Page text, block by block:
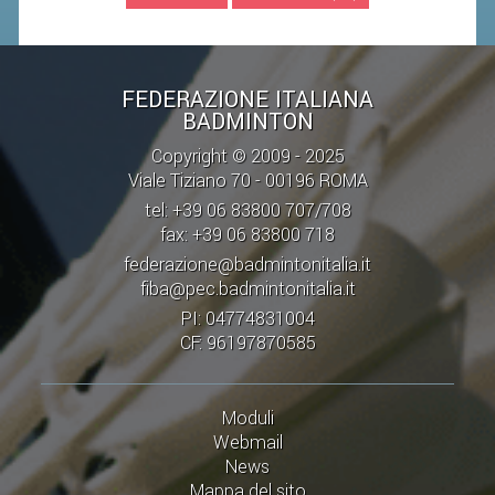
FEDERAZIONE ITALIANA
BADMINTON
Copyright © 2009 - 2025
Viale Tiziano 70 - 00196 ROMA
tel: +39 06 83800 707/708
fax: +39 06 83800 718
federazione@badmintonitalia.it
fiba@pec.badmintonitalia.it
PI: 04774831004
CF: 96197870585
Moduli
Webmail
News
STAFF TECNICO
CTF – PALABADMINTON
ATLETI D'INTERESSE NAZIONALE
SCHEDE ATLETI
VOLA CON NOI
CENTRI TECNICI TERRITORIALI
COMMISSIONE ATLETI
TESSERAMENTO
AFFILIAZIONE E TESSERAMENTO
QUOTE E TASSE
CONVENZIONI